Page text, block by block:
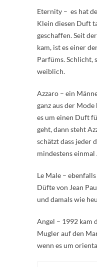
Eternity – es hat
Klein diesen Duft
geschaffen. Seit
kam, ist es einer
Parfüms. Schlicht,
weiblich.
Azzaro – ein
ganz aus der
es um einen Duft
geht, dann steht
schätzt dass jeder
mindestens einmal
Le Male –
Düfte von Jean
und damals wie
Angel – 1992 kam
Mugler auf den
wenn es um